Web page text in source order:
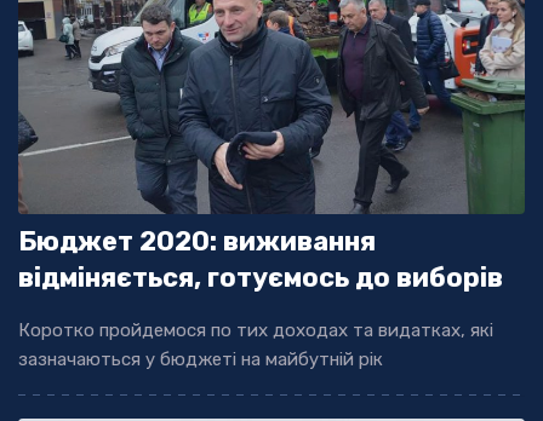
Бюджет 2020: виживання
відміняється, готуємось до виборів
Коротко пройдемося по тих доходах та видатках, які
зазначаються у бюджеті на майбутній рік